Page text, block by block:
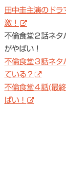
田中圭主演のド
激！
不倫食堂２話ネタ
がやばい！
不倫食堂３話ネタ
ている？
不倫食堂４話(最
ばい！